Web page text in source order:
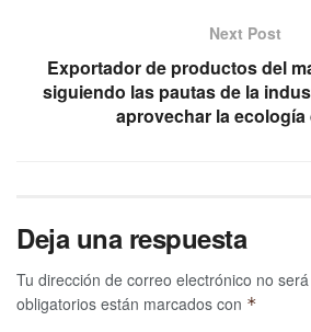
Next Post
Exportador de productos del
siguiendo las pautas de la
aprovechar la ecología
Deja una respuesta
Tu dirección de correo electrónico no
obligatorios están marcados con *